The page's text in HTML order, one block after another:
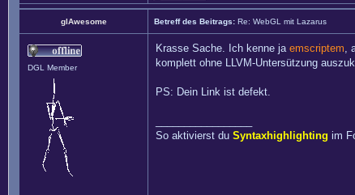
glAwesome Betreff des Beitrags: Re: WebGL mit Lazarus
DGL Member
Krasse Sache. Ich kenne ja emscriptem,
komplett ohne LLVM-Untersützung
PS: Dein Link ist defekt.
So aktivierst du Syntaxhighlighting im